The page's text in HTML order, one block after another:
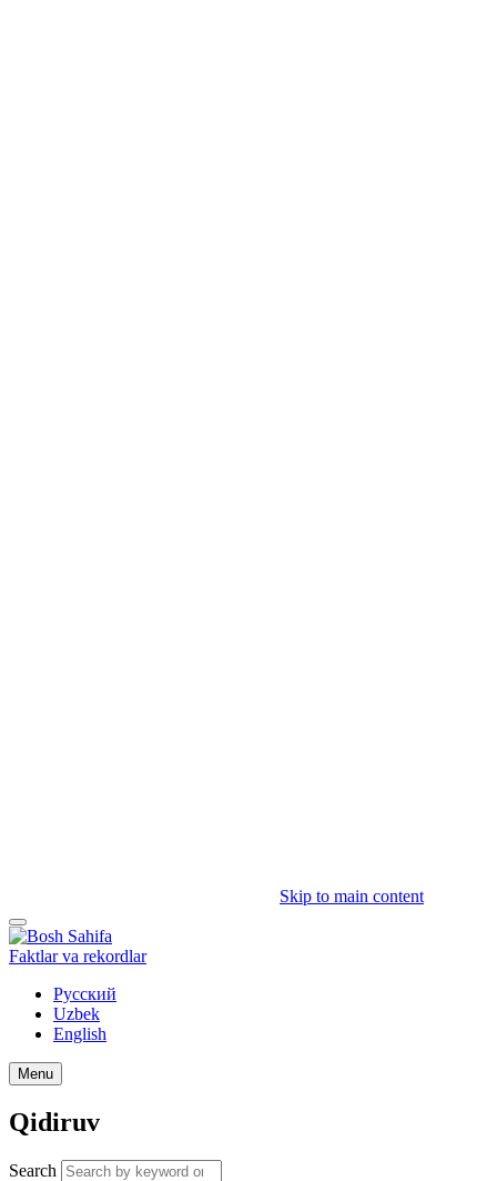
Skip to main content
Faktlar va rekordlar
Русский
Uzbek
English
Menu
Qidiruv
Search